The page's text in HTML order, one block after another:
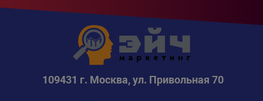
109431 г. Москва, ул. Привольная 70